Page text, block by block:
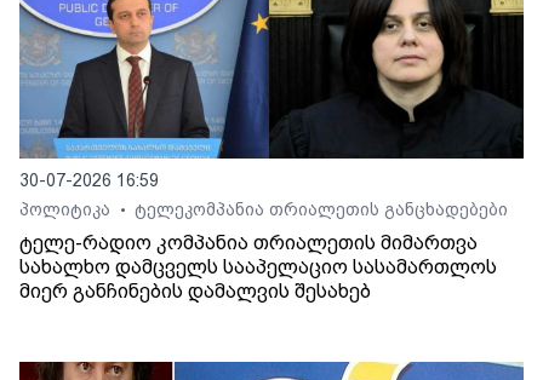
30-07-2026 16:59
პოლიტიკა
• ტელეკომპანია თრიალეთის განცხადებები
ტელე-რადიო კომპანია თრიალეთის მიმართვა
სახალხო დამცველს სააპელაციო სასამართლოს
მიერ განჩინების დამალვის შესახებ